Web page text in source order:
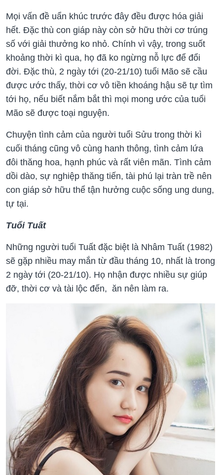
Mọi vấn đề uẩn khúc trước đây đều được hóa giải
hết. Đặc thù con giáp này còn sở hữu thời cơ trúng
số với giải thưởng ko nhỏ. Chính vì vậy, trong suốt
khoảng thời kì qua, họ đã ko ngừng nỗ lực để đổi
đời. Đặc thù, 2 ngày tới (20-21/10) tuổi Mão sẽ cầu
được ước thấy, thời cơ vô tiền khoáng hậu sẽ tự tìm
tới họ, nếu biết nắm bắt thì mọi mong ước của tuổi
Mão sẽ được toại nguyện.
Chuyện tình cảm của người tuổi Sửu trong thời kì
cuối tháng cũng vô cùng hanh thông, tình cảm lứa
đôi thăng hoa, hạnh phúc và rất viên mãn. Tình cảm
dồi dào, sự nghiệp thăng tiến, tài phú lại tràn trề nên
con giáp sở hữu thể tận hưởng cuộc sống ung dung,
tự tại.
Tuổi Tuất
Những người tuổi Tuất đặc biệt là Nhâm Tuất (1982)
sẽ gặp nhiều may mắn từ đầu tháng 10, nhất là trong
2 ngày tới (20-21/10). Họ nhận được nhiều sự giúp
đỡ, thời cơ và tài lộc đến, ăn nên làm ra.